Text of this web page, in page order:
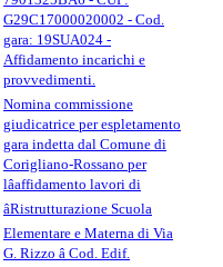
G29C17000020002 - Cod.
gara: 19SUA024 -
Affidamento incarichi e
provvedimenti.
Nomina commissione
giudicatrice per espletamento
gara indetta dal Comune di
Corigliano-Rossano per
lâaffidamento lavori di
âRistrutturazione Scuola
Elementare e Materna di Via
G. Rizzo â Cod. Edif.